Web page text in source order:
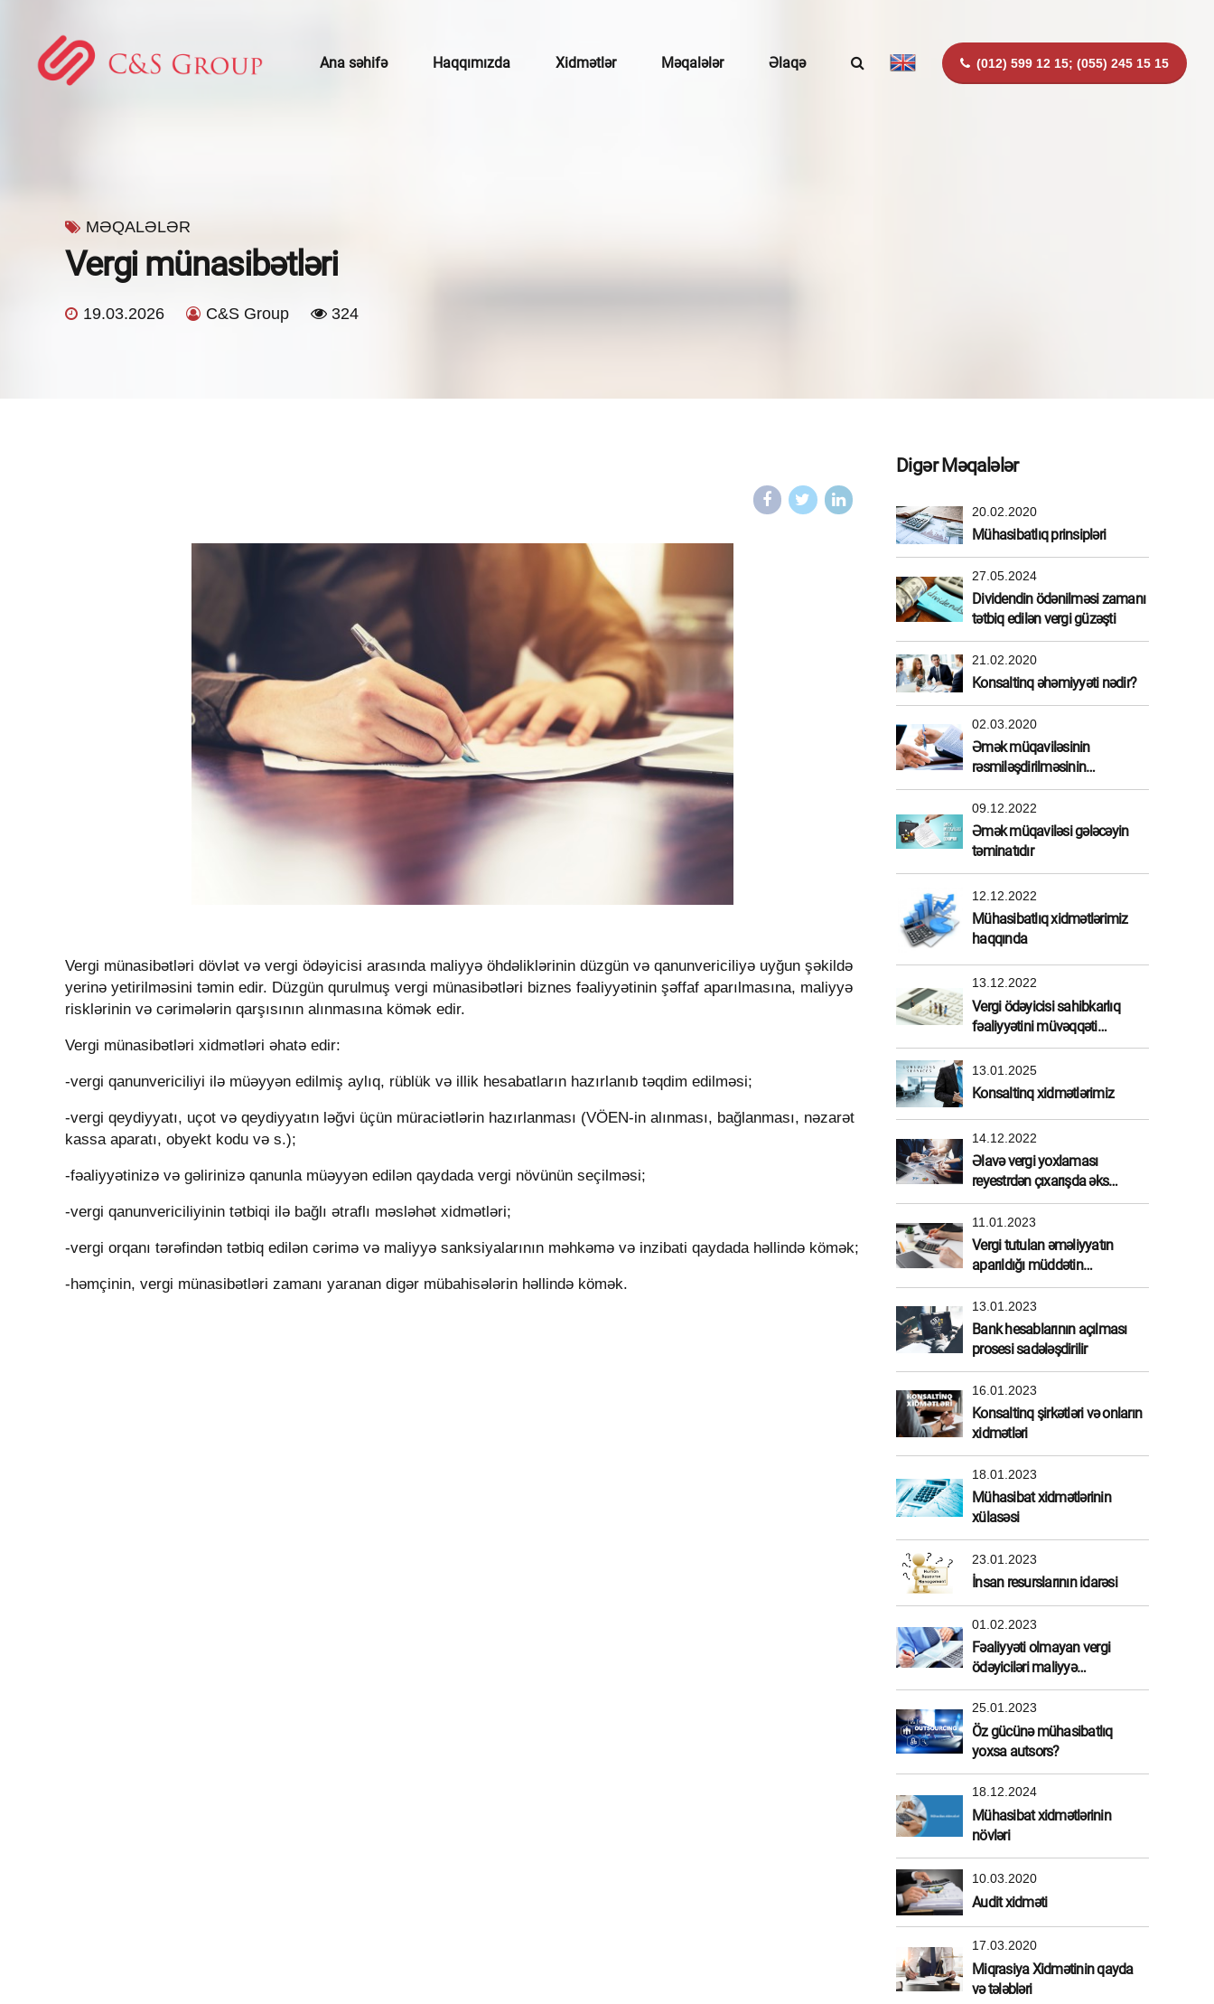
(012) 599 12 15; (055) 245 15 15
Ana səhifə Haqqımızda Xidmətlər
Vergi işi və vergi hüququ
Audit xidməti
Məqalələr Əlaqə
MƏQALƏLƏR
Vergi münasibətləri
19.03.2026 C&S Group 324
Vergi münasibətləri dövlət və vergi ödəyicisi arasında maliyyə öhdəliklərinin düzgün və qanunvericiliyə uyğun şəkildə
yerinə yetirilməsini təmin edir. Düzgün qurulmuş vergi münasibətləri biznes fəaliyyətinin şəffaf aparılmasına, maliyyə
risklərinin və cərimələrin qarşısının alınmasına kömək edir.
Vergi münasibətləri xidmətləri əhatə edir:
-vergi qanunvericiliyi ilə müəyyən edilmiş aylıq, rüblük və illik hesabatların hazırlanıb təqdim edilməsi;
-vergi qeydiyyatı, uçot və qeydiyyatın ləğvi üçün müraciətlərin hazırlanması (VÖEN-in alınması, bağlanması, nəzarət
kassa aparatı, obyekt kodu və s.);
-fəaliyyətinizə və gəlirinizə qanunla müəyyən edilən qaydada vergi növünün seçilməsi;
-vergi qanunvericiliyinin tətbiqi ilə bağlı ətraflı məsləhət xidmətləri;
-vergi orqanı tərəfindən tətbiq edilən cərimə və maliyyə sanksiyalarının məhkəmə və inzibati qaydada həllində kömək;
-həmçinin, vergi münasibətləri zamanı yaranan digər mübahisələrin həllində kömək.
Digər Məqalələr
20.02.2020
Mühasibatlıq prinsipləri
27.05.2024
Dividendin ödənilməsi zamanı
tətbiq edilən vergi güzəşti
21.02.2020
Konsaltinq əhəmiyyəti nədir?
02.03.2020
Əmək müqaviləsinin
rəsmiləşdirilməsinin
üstünlükləri
09.12.2022
Əmək müqaviləsi gələcəyin
təminatıdır
12.12.2022
Mühasibatlıq xidmətlərimiz
haqqında
13.12.2022
Vergi ödəyicisi sahibkarlıq
fəaliyyətini müvəqqəti
dayandırdırarsa
13.01.2025
Konsaltinq xidmətlərimiz
14.12.2022
Əlavə vergi yoxlaması
reyestrdən çıxarışda əks
etdirilməlidirmi?
11.01.2023
Vergi tutulan əməliyyatın
aparıldığı müddətin
müəyyənləşdirilməsi
13.01.2023
Bank hesablarının açılması
prosesi sadələşdirilir
16.01.2023
Konsaltinq şirkətləri və onların
xidmətləri
18.01.2023
Mühasibat xidmətlərinin
xülasəsi
23.01.2023
İnsan resurslarının idarəsi
01.02.2023
Fəaliyyəti olmayan vergi
ödəyiciləri maliyyə
sanksiyasından azad edildi
25.01.2023
Öz gücünə mühasibatlıq
yoxsa autsors?
18.12.2024
Mühasibat xidmətlərinin
növləri
10.03.2020
Audit xidməti
17.03.2020
Miqrasiya Xidmətinin qayda
və tələbləri